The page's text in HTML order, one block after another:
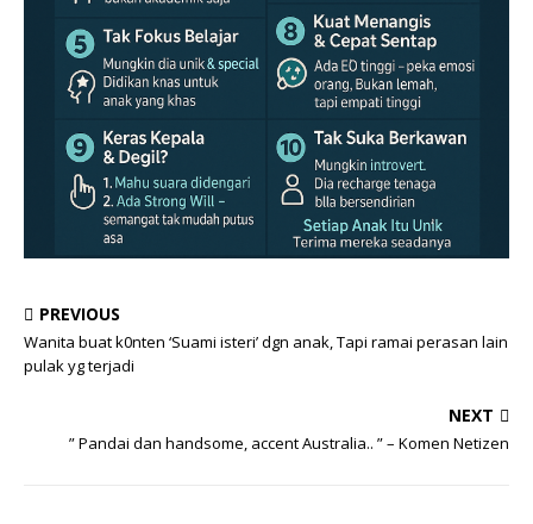
PREVIOUS
Wanita buat k0nten ‘Suami isteri’ dgn anak, Tapi ramai perasan lain
pulak yg terjadi
NEXT
” Pandai dan handsome, accent Australia.. ” – Komen Netizen